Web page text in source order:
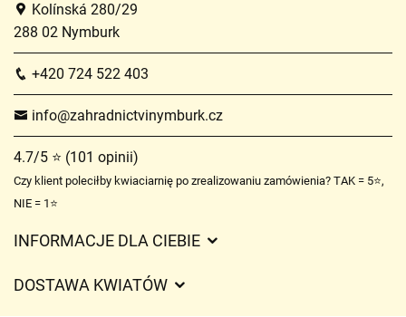
Kolínská 280/29
288 02 Nymburk
+420 724 522 403
info@zahradnictvinymburk.cz
4.7/5 ⭐ (101 opinii)
Czy klient poleciłby kwiaciarnię po zrealizowaniu zamówienia? TAK = 5⭐,
NIE = 1⭐
INFORMACJE DLA CIEBIE
DOSTAWA KWIATÓW